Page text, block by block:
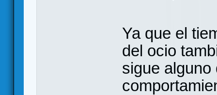
Ya que el
del ocio
sigue alguno